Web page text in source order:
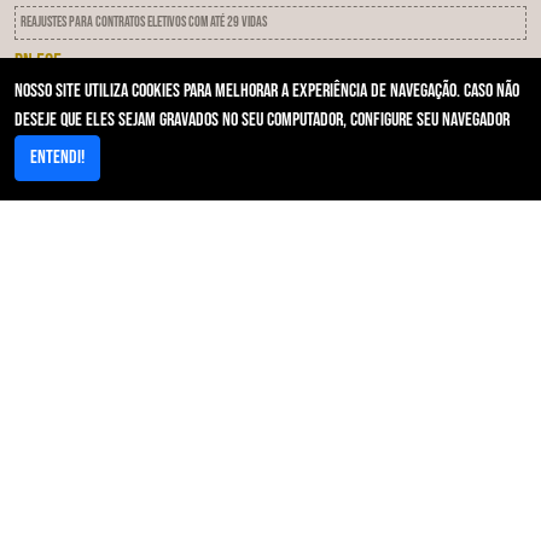
Reajustes para contratos eletivos com até 29 vidas
RN 505
IDSS - Programa de qualificação das operadoras
RN 593
Notificação Por Inadimplência
Nosso site utiliza cookies para melhorar a experiência de navegação. Caso não
deseje que eles sejam gravados no seu computador, configure seu navegador
Entendi!